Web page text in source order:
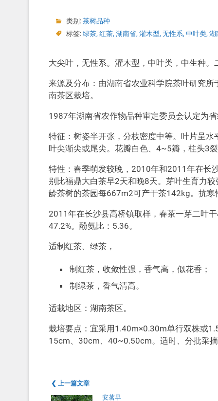
类别:茶树品种
标签:绿茶, 红茶, 湖南省, 灌木型, 无性系, 中叶类, 湖
大尖叶，无性系。灌木型，中叶类，中生种。
来源及分布：由湖南省农业科学院茶叶研究
南茶区栽培。
1987年湖南省农作物品种审定委员会认定为
特征：树姿半开张，分枝密度中等。叶片呈
叶尖渐尖或尾尖。花瓣白色、4~5瓣，柱头3
特性：春季萌发较晚，2010年和2011年在长
别比福鼎大白茶早2天和晚8天。芽叶生育力
龄茶树的茶园每667m2可产干茶142kg。抗寒
2011年在长沙县高桥镇取样，春茶一芽二叶
47.2%。酚氨比：5.36。
适制红茶、绿茶，
制红茶，收敛性强，香气高，似花香；
制绿茶，香气清高。
适栽地区：湖南茶区。
栽培要点：宜采用1.40m×0.30m单行双株或
15cm、30cm、40~0.50cm。适时、分批采
❮ 上一篇文章
安茗早